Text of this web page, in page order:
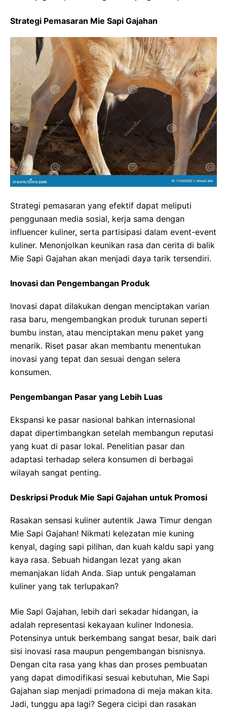
Strategi Pemasaran Mie Sapi Gajahan
Strategi pemasaran yang efektif dapat meliputi
penggunaan media sosial, kerja sama dengan
influencer kuliner, serta partisipasi dalam event-event
kuliner. Menonjolkan keunikan rasa dan cerita di balik
Mie Sapi Gajahan akan menjadi daya tarik tersendiri.
Inovasi dan Pengembangan Produk
Inovasi dapat dilakukan dengan menciptakan varian
rasa baru, mengembangkan produk turunan seperti
bumbu instan, atau menciptakan menu paket yang
menarik. Riset pasar akan membantu menentukan
inovasi yang tepat dan sesuai dengan selera
konsumen.
Pengembangan Pasar yang Lebih Luas
Ekspansi ke pasar nasional bahkan internasional
dapat dipertimbangkan setelah membangun reputasi
yang kuat di pasar lokal. Penelitian pasar dan
adaptasi terhadap selera konsumen di berbagai
wilayah sangat penting.
Deskripsi Produk Mie Sapi Gajahan untuk Promosi
Rasakan sensasi kuliner autentik Jawa Timur dengan
Mie Sapi Gajahan! Nikmati kelezatan mie kuning
kenyal, daging sapi pilihan, dan kuah kaldu sapi yang
kaya rasa. Sebuah hidangan lezat yang akan
memanjakan lidah Anda. Siap untuk pengalaman
kuliner yang tak terlupakan?
Mie Sapi Gajahan, lebih dari sekadar hidangan, ia
adalah representasi kekayaan kuliner Indonesia.
Potensinya untuk berkembang sangat besar, baik dari
sisi inovasi rasa maupun pengembangan bisnisnya.
Dengan cita rasa yang khas dan proses pembuatan
yang dapat dimodifikasi sesuai kebutuhan, Mie Sapi
Gajahan siap menjadi primadona di meja makan kita.
Jadi, tunggu apa lagi? Segera cicipi dan rasakan